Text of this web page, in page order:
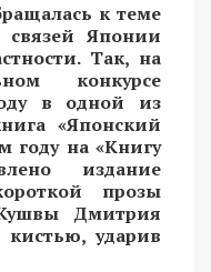
к теме
связей Японии
Так, на
конкурсе
в одной из
«Японский
году на «Книгу
издание
прозы
Дмитрия
кистью, ударив